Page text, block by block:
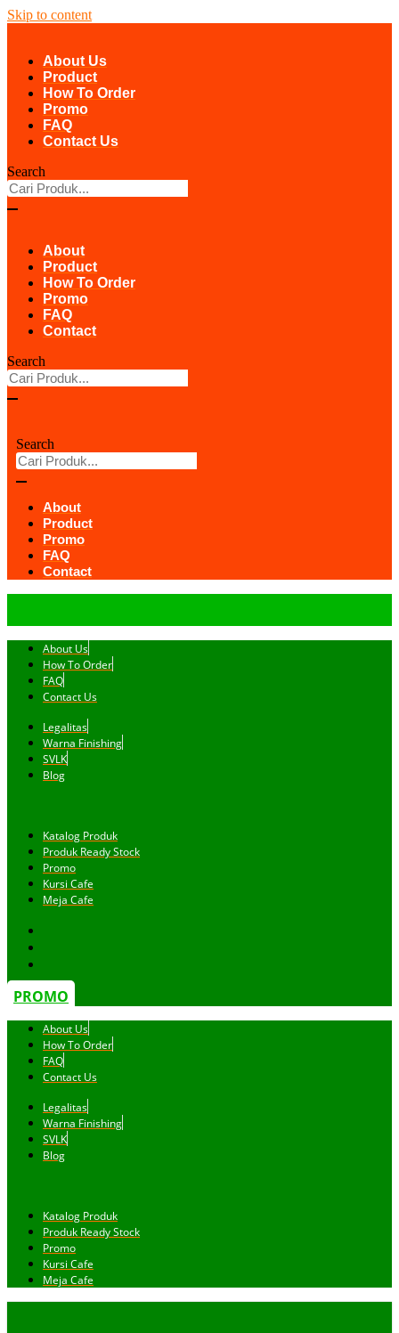
Skip to content
About Us
Product
How To Order
Promo
FAQ
Contact Us
Search
About
Product
How To Order
Promo
FAQ
Contact
Search
Search
About
Product
Promo
FAQ
Contact
About Us
How To Order
FAQ
Contact Us
Legalitas
Warna Finishing
SVLK
Blog
Katalog Produk
Produk Ready Stock
Promo
Kursi Cafe
Meja Cafe
PROMO
About Us
How To Order
FAQ
Contact Us
Legalitas
Warna Finishing
SVLK
Blog
Katalog Produk
Produk Ready Stock
Promo
Kursi Cafe
Meja Cafe